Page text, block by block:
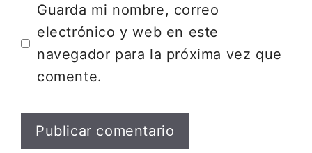
Guarda mi nombre, correo
electrónico y web en este
navegador para la próxima vez que
comente.